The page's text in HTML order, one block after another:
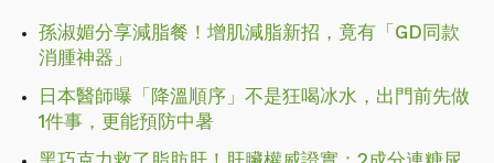
孫淑媚分享減脂餐！增肌減脂新招，竟有「GD同款
消腫神器」
日本醫師曝「降溫順序」不是狂喝冰水，出門前先做
1件事，更能預防中暑